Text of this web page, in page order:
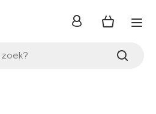
inloggen